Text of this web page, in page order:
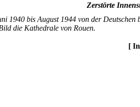
Zerstörte
1940 bis August 1944 von der
die Kathedrale von Rouen.
[